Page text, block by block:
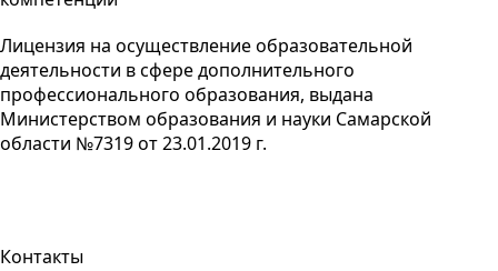
Лицензия на осуществление образовательной
деятельности в сфере дополнительного
профессионального образования, выдана
Министерством образования и науки Самарской
области №7319 от 23.01.2019 г.
Контакты